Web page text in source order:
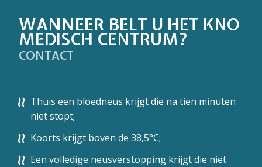
WANNEER BELT U HET KNO
MEDISCH CENTRUM?
CONTACT
Thuis een bloedneus krijgt die na tien minuten
niet stopt;
Koorts krijgt boven de 38,5°C;
Een volledige neusverstopping krijgt die niet